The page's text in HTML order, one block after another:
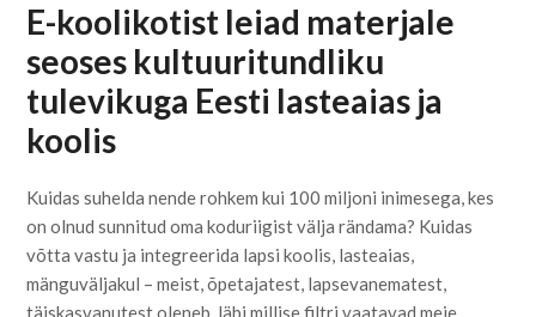
E-koolikotist leiad materjale
seoses kultuuritundliku
tulevikuga Eesti lasteaias ja
koolis
Kuidas suhelda nende rohkem kui 100 miljoni inimesega, kes
on olnud sunnitud oma koduriigist välja rändama? Kuidas
võtta vastu ja integreerida lapsi koolis, lasteaias,
mänguväljakul – meist, õpetajatest, lapsevanematest,
täiskasvanutest oleneb, läbi millise filtri vaatavad meie